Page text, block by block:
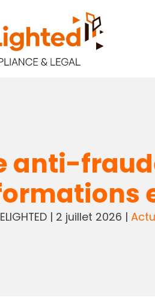
anti-
| 2 juillet 2026 |